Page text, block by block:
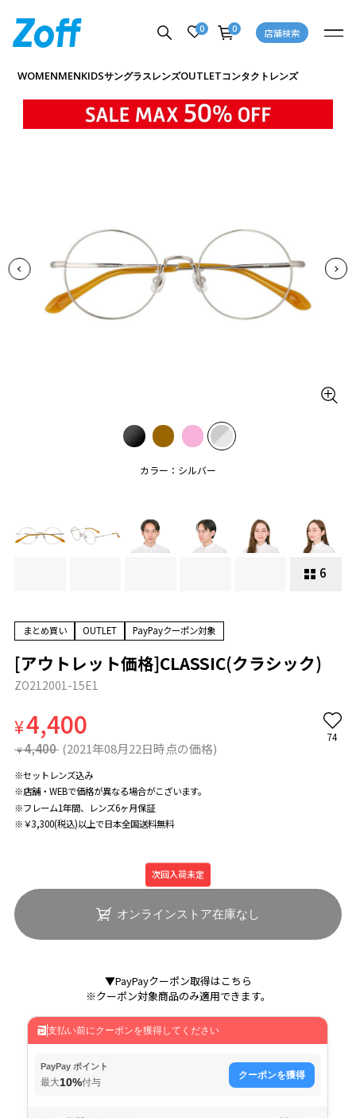
0 0 店舗検索
WOMENMENKIDSサングラスレンズOUTLETコンタクトレンズ
カラー：シルバー
6
商品詳細ページへ
まとめ買い OUTLET PayPayクーポン対象
[アウトレット価格]CLASSIC(クラシック)
ZO212001-15E1
¥4,400
¥ 4,400 (2021年08月22日時点の価格)
74
※セットレンズ込み
※店舗・WEBで価格が異なる場合がこざいます。
※フレーム1年間、レンズ6ヶ月保証
※￥3,300(税込)以上で日本全国送料無料
次回入荷未定
オンラインストア在庫なし
▼PayPayクーポン取得はこちら
※クーポン対象商品のみ適用できます。